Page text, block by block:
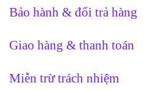
Bảo hành & đổi trả hàng
Giao hàng & thanh toán
Miễn trừ trách nhiệm